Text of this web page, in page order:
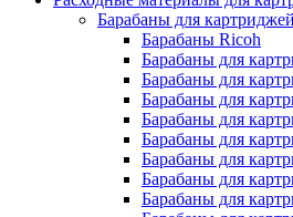
Барабаны для картриджей
Барабаны Ricoh
Барабаны для
Барабаны для
Барабаны для
Барабаны для
Барабаны для
Барабаны для
Барабаны для
Барабаны для